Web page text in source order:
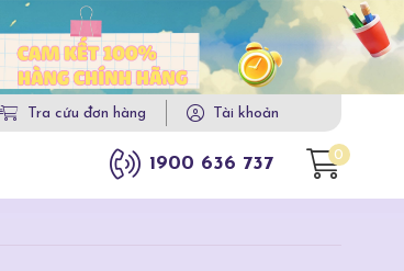
Tra cứu đơn hàng Tài khoản
1900 636 737 0